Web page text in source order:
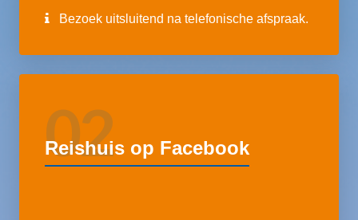
Bezoek uitsluitend na telefonische afspraak.
02
Reishuis op Facebook